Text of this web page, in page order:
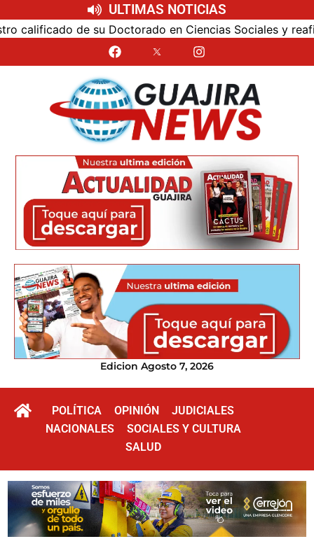
ULTIMAS NOTICIAS
de su Doctorado en Ciencias Sociales y
Edicion Agosto 7, 2026
POLÍTICA OPINIÓN
JUDICIALES
NACIONALES
SOCIALES Y CULTURA
SALUD